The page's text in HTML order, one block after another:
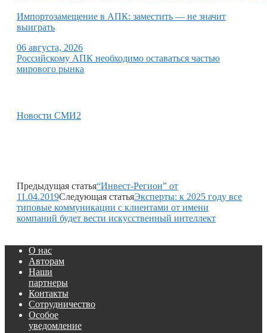
Импортозамещение в АПК: заместить — не значит
выиграть
06 августа, 2026
Российскому АПК необходимо оставаться частью
мирового рынка
Новости СМИ2
Предыдущая статья“Инвест-Регион” от
11.04.2019Следующая статьяЭксперты: к 2025 году все
типовые коммуникации с клиентами от имени
компаний будет вести искусственный интеллект
О нас
Авторам
Наши
партнеры
Контакты
Сотрудничество
Особое
уведомление